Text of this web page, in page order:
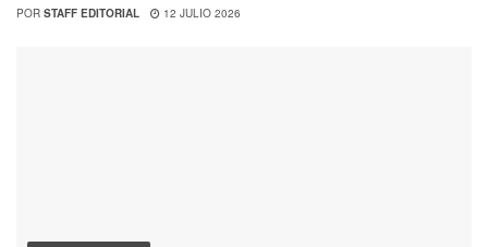
POR STAFF EDITORIAL 12 JULIO 2026